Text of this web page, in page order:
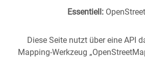
Essentiell:
Diese Seite nutzt über eine API
Mapping-Werkzeug